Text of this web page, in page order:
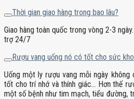
Thời gian giao hàng trong bao lâu?
Giao hàng toàn quốc trong vòng 2-3
trợ 24/7
Rượu vang uống nó có tốt cho sức
Uống một ly rượu vang mỗi ngày
tốt cho trí nhớ và thính giác… Hơn thế
một số bệnh như tim mạch, tiểu đường,